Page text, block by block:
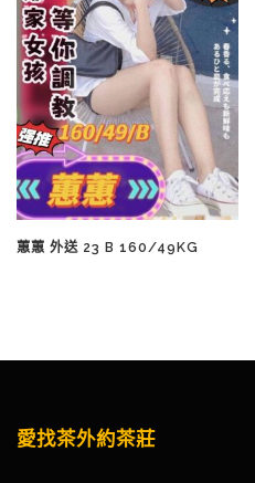
蕙蕙 外送 23 B 160/49KG
愛找茶外約茶莊